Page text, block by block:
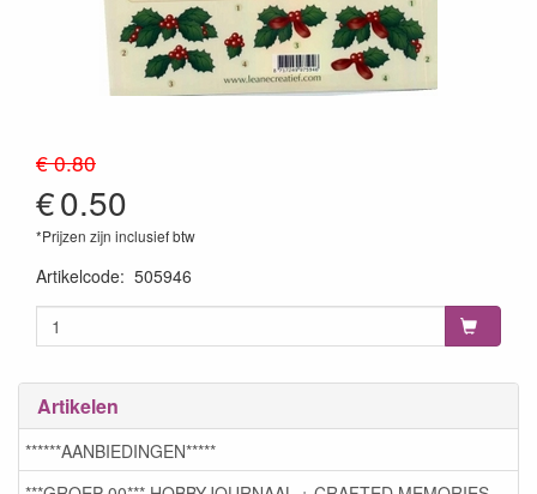
€ 0.80
€0.50
*Prijzen zijn inclusief btw
Artikelcode: 505946
Artikelen
******AANBIEDINGEN*****